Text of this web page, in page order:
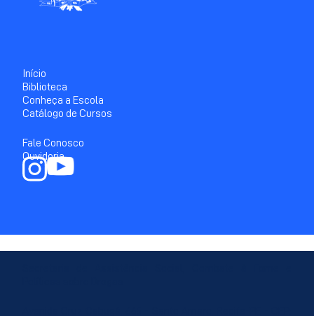
Início
Biblioteca
Conheça a Escola
Catálogo de Cursos
Fale Conosco
Ouvidoria